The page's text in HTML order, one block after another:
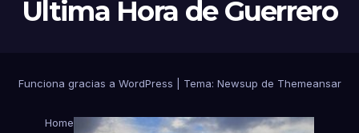
Ultima Hora de Guerrero
Funciona gracias a WordPress Tema: Newsup de Themeansar
Home